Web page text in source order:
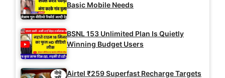
Basic Mobile Needs
BSNL 153 Unlimited Plan Is Quietly
Winning Budget Users
Airtel ₹259 Superfast Recharge Targets